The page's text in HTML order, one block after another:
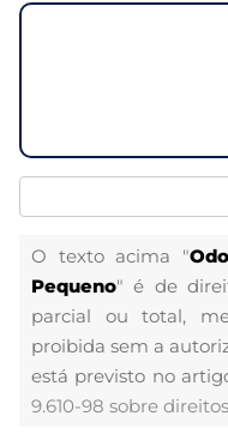
O texto acima "
Pequeno" é de
parcial ou total,
proibida sem a
está previsto no
9.610-98 sobre